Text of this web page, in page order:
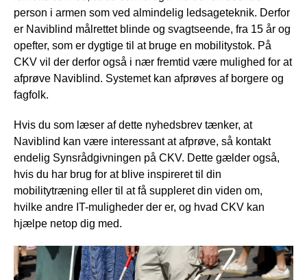
person i armen som ved almindelig ledsageteknik. Derfor
er Naviblind målrettet blinde og svagtseende, fra 15 år og
opefter, som er dygtige til at bruge en mobilitystok. På
CKV vil der derfor også i nær fremtid være mulighed for at
afprøve Naviblind. Systemet kan afprøves af borgere og
fagfolk.
Hvis du som læser af dette nyhedsbrev tænker, at
Naviblind kan være interessant at afprøve, så kontakt
endelig Synsrådgivningen på CKV. Dette gælder også,
hvis du har brug for at blive inspireret til din
mobilitytræning eller til at få suppleret din viden om,
hvilke andre IT-muligheder der er, og hvad CKV kan
hjælpe netop dig med.